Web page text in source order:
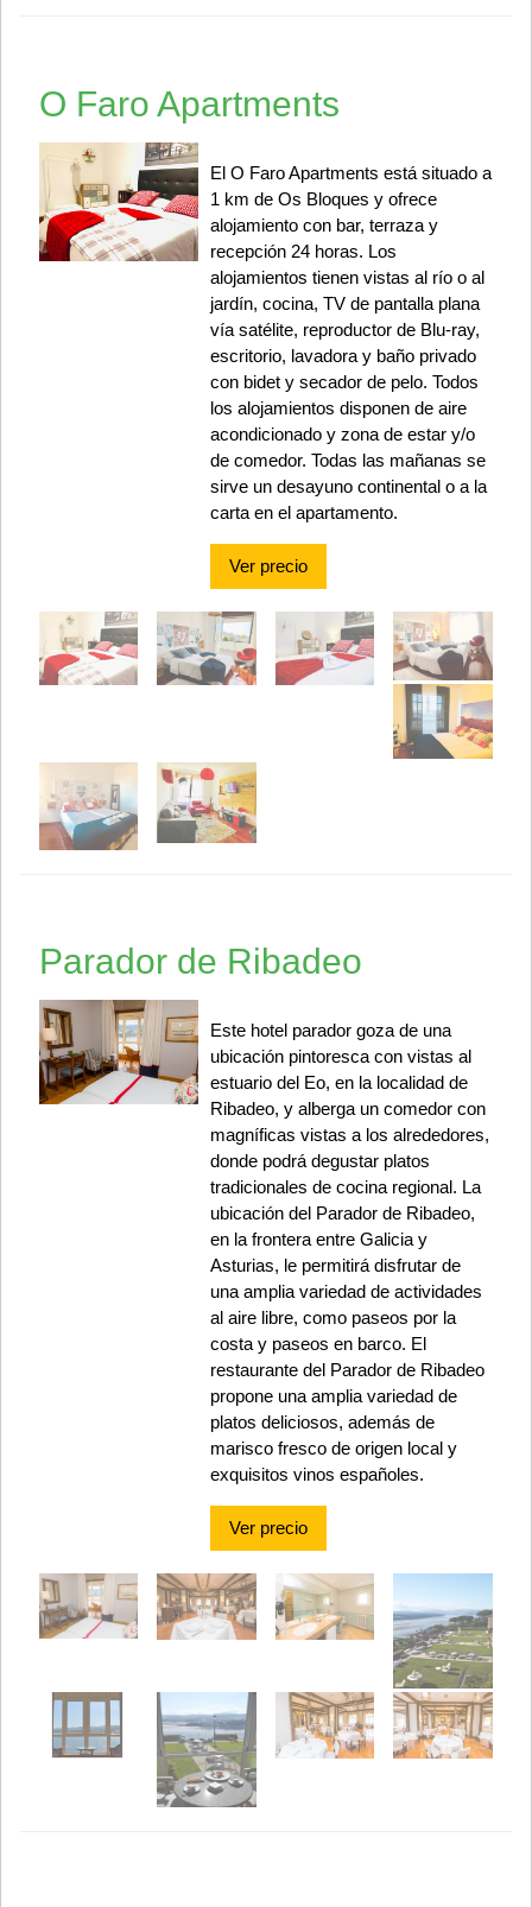
O Faro Apartments
El O Faro Apartments está situado a
1 km de Os Bloques y ofrece
alojamiento con bar, terraza y
recepción 24 horas. Los
alojamientos tienen vistas al río o al
jardín, cocina, TV de pantalla plana
vía satélite, reproductor de Blu-ray,
escritorio, lavadora y baño privado
con bidet y secador de pelo. Todos
los alojamientos disponen de aire
acondicionado y zona de estar y/o
de comedor. Todas las mañanas se
sirve un desayuno continental o a la
carta en el apartamento.
Ver precio
Parador de Ribadeo
Este hotel parador goza de una
ubicación pintoresca con vistas al
estuario del Eo, en la localidad de
Ribadeo, y alberga un comedor con
magníficas vistas a los alrededores,
donde podrá degustar platos
tradicionales de cocina regional. La
ubicación del Parador de Ribadeo,
en la frontera entre Galicia y
Asturias, le permitirá disfrutar de
una amplia variedad de actividades
al aire libre, como paseos por la
costa y paseos en barco. El
restaurante del Parador de Ribadeo
propone una amplia variedad de
platos deliciosos, además de
marisco fresco de origen local y
exquisitos vinos españoles.
Ver precio